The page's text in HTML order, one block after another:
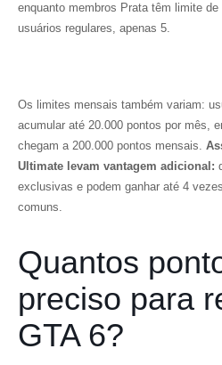
enquanto membros Prata têm limite
usuários regulares, apenas 5.
Os limites mensais também variam:
acumular até 20.000 pontos por mês,
chegam a 200.000 pontos mensais.
Ultimate levam vantagem adicional:
exclusivas e podem ganhar até 4
comuns.
Quantos
preciso para
GTA 6?